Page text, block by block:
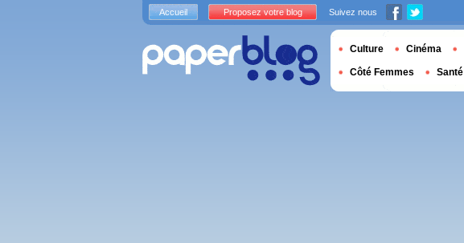
Accueil Proposez votre blog Suivez nous
Culture Cinéma
Côté Femmes Santé